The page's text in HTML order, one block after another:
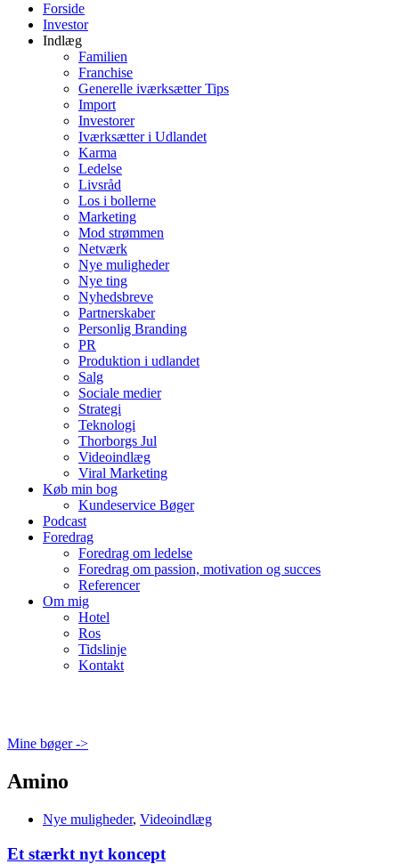
Forside
Investor
Indlæg
Familien
Franchise
Generelle iværksætter Tips
Import
Investorer
Iværksætter i Udlandet
Karma
Ledelse
Livsråd
Los i bollerne
Marketing
Mod strømmen
Netværk
Nye muligheder
Nye ting
Nyhedsbreve
Partnerskaber
Personlig Branding
PR
Produktion i udlandet
Salg
Sociale medier
Strategi
Teknologi
Thorborgs Jul
Videoindlæg
Viral Marketing
Køb min bog
Kundeservice Bøger
Podcast
Foredrag
Foredrag om ledelse
Foredrag om passion, motivation og succes
Referencer
Om mig
Hotel
Ros
Tidslinje
Kontakt
Mine bøger ->
Amino
Nye muligheder, Videoindlæg
Et stærkt nyt koncept